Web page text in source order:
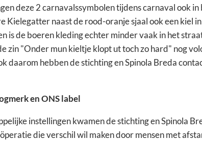
deze 2 carnavalssymbolen tijdens carnaval ook
Kielegatter naast de rood-oranje sjaal ook een kiel
is de boeren kleding echter minder vaak in het
zin "Onder mun kieltje klopt ut toch zo hard" nog
daarom hebben de stichting en Spinola Breda
en ONS label
instellingen kwamen de stichting en Spinola
die verschil wil maken door mensen met